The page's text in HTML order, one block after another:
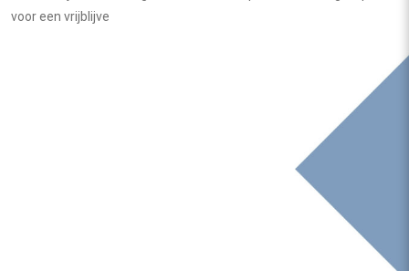
voor een vrijblijvend kennismakingsgesprek.